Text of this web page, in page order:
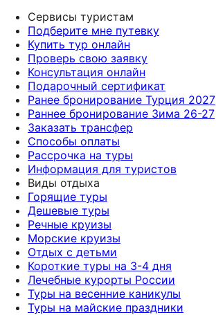
Сервисы туристам
Подберите мне путевку
Купить тур онлайн
Проверь свою заявку
Консультация онлайн
Подарочный сертификат
Ранее бронирование Турция 2027
Раннее бронирование Зима 26-27
Заказать трансфер
Способы оплаты
Рассрочка на туры
Информация для туристов
Виды отдыха
Горящие туры
Дешевые туры
Речные круизы
Морские круизы
Отдых с детьми
Короткие туры на 3-4 дня
Лечебные курорты России
Туры на весенние каникулы
Туры на майские праздники